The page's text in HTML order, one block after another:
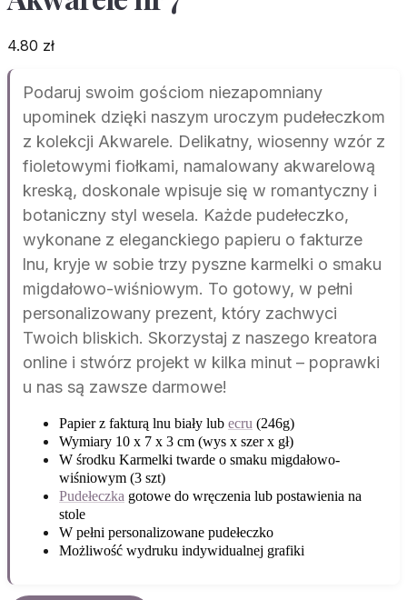
4.80 zł
Podaruj swoim gościom niezapomniany
upominek dzięki naszym uroczym pudełeczkom
z kolekcji Akwarele. Delikatny, wiosenny wzór z
fioletowymi fiołkami, namalowany akwarelową
kreską, doskonale wpisuje się w romantyczny i
botaniczny styl wesela. Każde pudełeczko,
wykonane z eleganckiego papieru o fakturze
lnu, kryje w sobie trzy pyszne karmelki o smaku
migdałowo-wiśniowym. To gotowy, w pełni
personalizowany prezent, który zachwyci
Twoich bliskich. Skorzystaj z naszego kreatora
online i stwórz projekt w kilka minut – poprawki
u nas są zawsze darmowe!
Papier z fakturą lnu biały lub ecru (246g)
Wymiary 10 x 7 x 3 cm (wys x szer x gł)
W środku Karmelki twarde o smaku migdałowo-
wiśniowym (3 szt)
Pudełeczka gotowe do wręczenia lub postawienia na
stole
W pełni personalizowane pudełeczko
Możliwość wydruku indywidualnej grafiki